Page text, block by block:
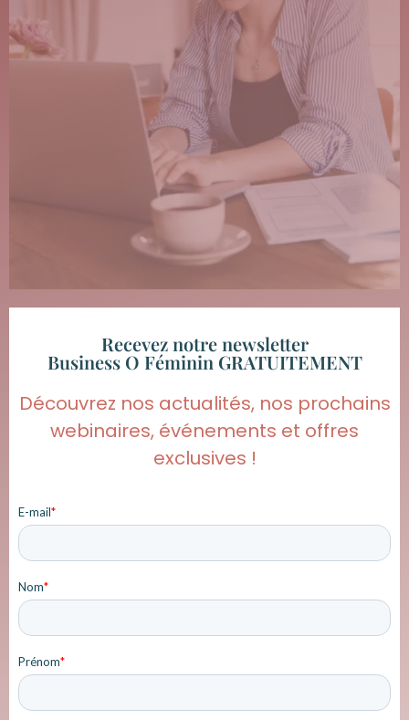
Recevez notre newsletter
Business O Féminin GRATUITEMENT
Découvrez nos actualités, nos prochains
webinaires, événements et offres
exclusives !